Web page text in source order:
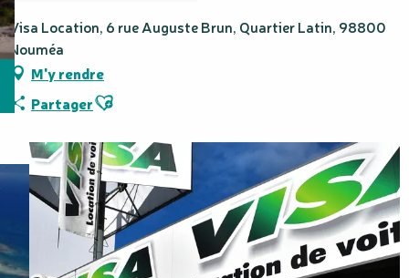
Visa Location, 6 rue Auguste Brun, Quartier Latin, 98800
Nouméa
M'y rendre
PartagerAjouter aux favoris